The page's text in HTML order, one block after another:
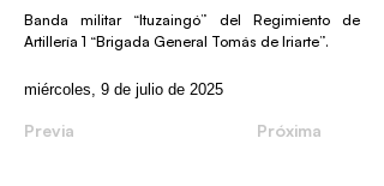
Banda militar “Ituzaingó” del Regimiento de
Artillería 1 “Brigada General Tomás de Iriarte”.
miércoles, 9 de julio de 2025
Previa Próxima